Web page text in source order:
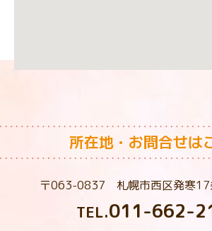
所在地・お問合せは
〒063-0837 札幌市西区発寒
TEL.011-662-